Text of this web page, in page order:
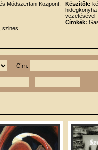
Módszertani Központ,
szines
Készítők:
vezetésével
Címkék:
Cím: